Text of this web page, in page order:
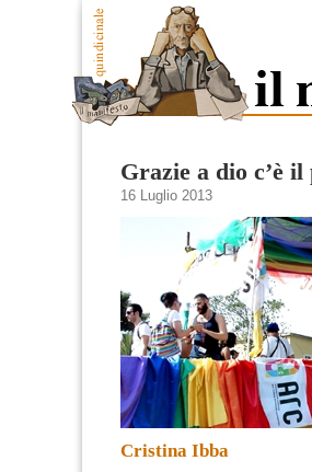
Grazie a dio c’è
16 Luglio 2013
Cristina Ibba